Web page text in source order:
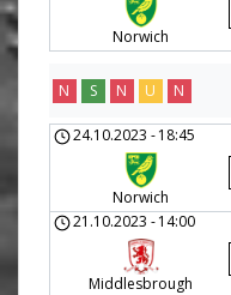
Norwich
N S N U N
24.10.2023 -18:45
Norwich
21.10.2023 -14:00
Middlesbrough